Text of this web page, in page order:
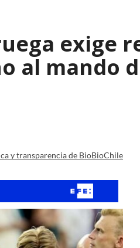
exige
al mando
y transparencia de BioBioChile